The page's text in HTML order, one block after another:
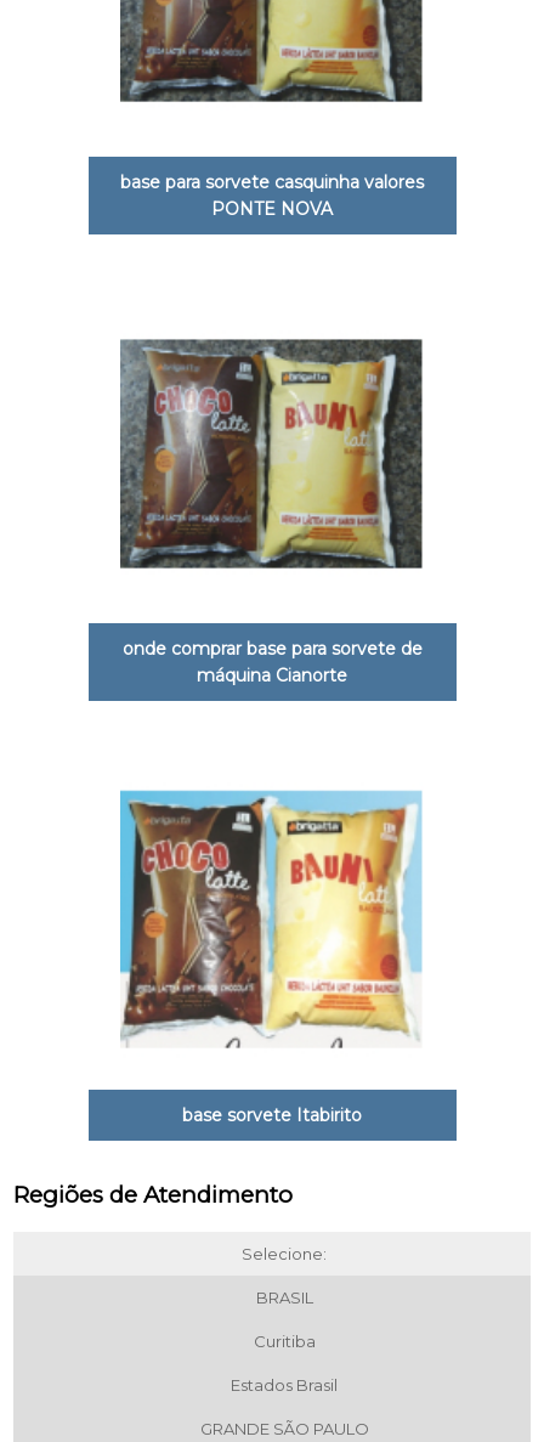
base para sorvete casquinha valores
PONTE NOVA
onde comprar base para sorvete de
máquina Cianorte
base sorvete Itabirito
Regiões de Atendimento
Selecione:
BRASIL
Curitiba
Estados Brasil
GRANDE SÃO PAULO